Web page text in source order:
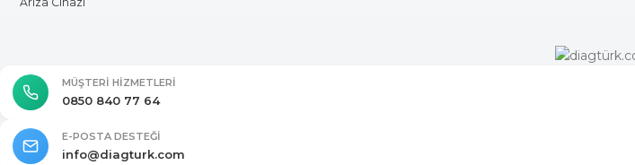
MÜŞTERI HIZMETLERI
0850 840 77 64
E-POSTA DESTEĞI
info@diagturk.com